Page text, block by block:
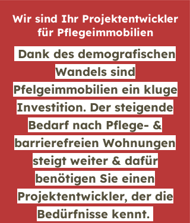
Wir sind Ihr Projektentwickler
für Pflegeimmobilien
Dank des demografischen
Wandels sind
Pfelgeimmobilien ein kluge
Investition. Der steigende
Bedarf nach Pflege- &
barrierefreien Wohnungen
steigt weiter & dafür
benötigen Sie einen
Projektentwickler, der die
Bedürfnisse kennt.